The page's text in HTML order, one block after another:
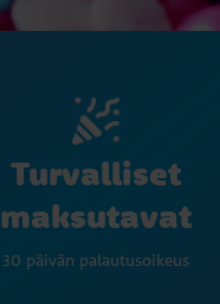
Turvalliset
maksutavat
30 päivän palautusoikeus